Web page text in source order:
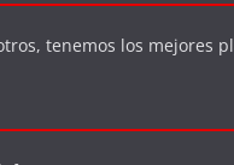
tenemos los mejores